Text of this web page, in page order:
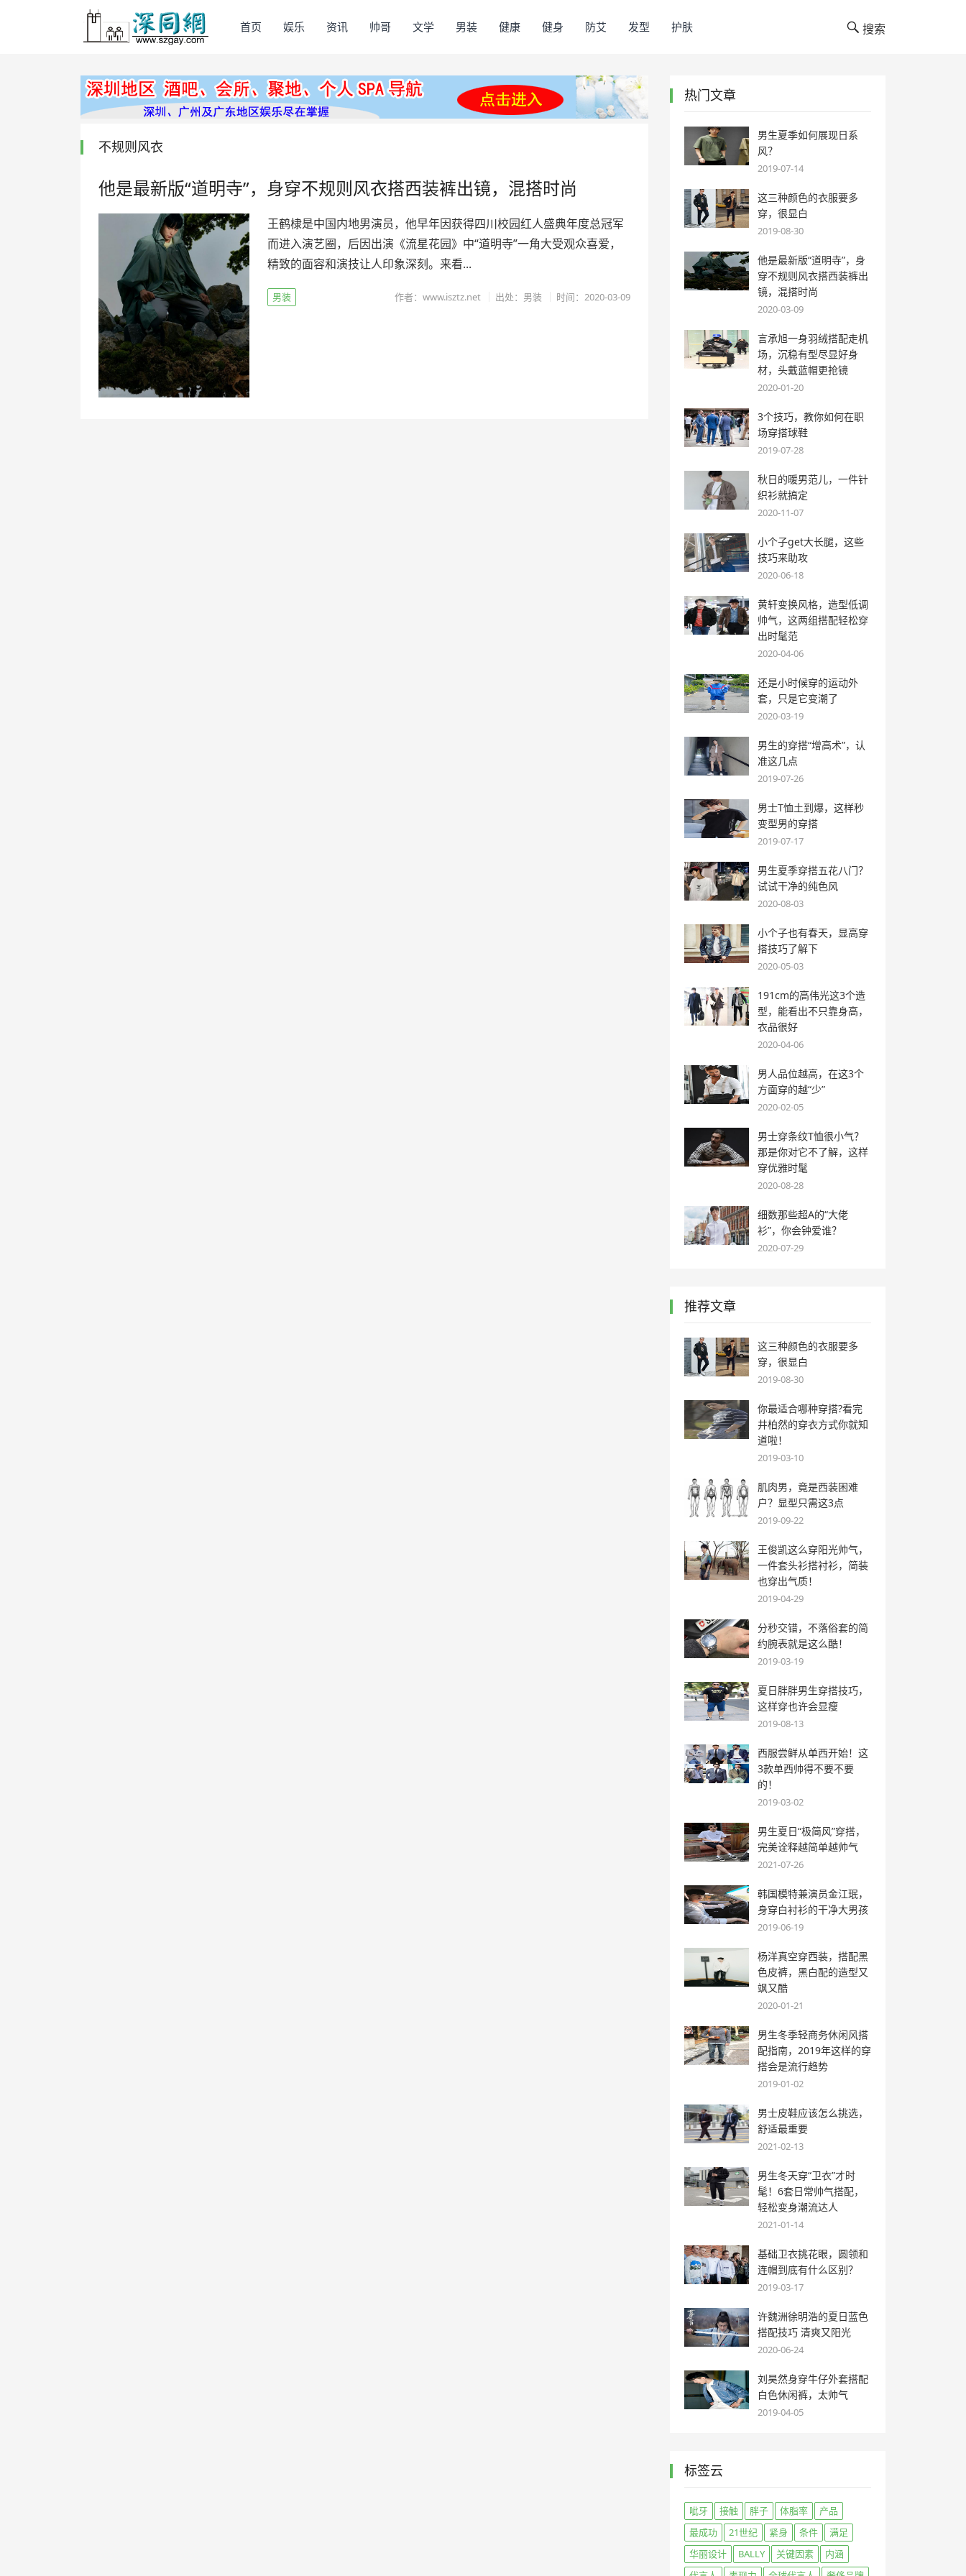
首页 娱乐 资讯 帅哥 文学 男装 健康 健身 防艾 发型 护肤 搜索
不规则风衣
他是最新版“道明寺”，身穿不规则风衣搭西装裤出镜，混搭时尚
王鹤棣是中国内地男演员，他早年因获得四川校园红人盛典年度总冠军
而进入演艺圈，后因出演《流星花园》中“道明寺”一角大受观众喜爱，
精致的面容和演技让人印象深刻。来看...
男装 作者：www.isztz.net 出处：男装 时间：2020-03-09
热门文章
男生夏季如何展现日系
风？
2019-07-14
这三种颜色的衣服要多
穿，很显白
2019-08-30
他是最新版“道明寺”，身
穿不规则风衣搭西装裤出
镜，混搭时尚
2020-03-09
言承旭一身羽绒搭配走机
场，沉稳有型尽显好身
材，头戴蓝帽更抢镜
2020-01-20
3个技巧，教你如何在职
场穿搭球鞋
2019-07-28
秋日的暖男范儿，一件针
织衫就搞定
2020-11-07
小个子get大长腿，这些
技巧来助攻
2020-06-18
黄轩变换风格，造型低调
帅气，这两组搭配轻松穿
出时髦范
2020-04-06
还是小时候穿的运动外
套，只是它变潮了
2020-03-19
男生的穿搭“增高术”，认
准这几点
2019-07-26
男士T恤土到爆，这样秒
变型男的穿搭
2019-07-17
男生夏季穿搭五花八门？
试试干净的纯色风
2020-08-03
小个子也有春天，显高穿
搭技巧了解下
2020-05-03
191cm的高伟光这3个造
型，能看出不只靠身高，
衣品很好
2020-04-06
男人品位越高，在这3个
方面穿的越“少”
2020-02-05
男士穿条纹T恤很小气？
那是你对它不了解，这样
穿优雅时髦
2020-08-28
细数那些超A的“大佬
衫”，你会钟爱谁？
2020-07-29
推荐文章
这三种颜色的衣服要多
穿，很显白
2019-08-30
你最适合哪种穿搭?看完
井柏然的穿衣方式你就知
道啦！
2019-03-10
肌肉男，竟是西装困难
户？显型只需这3点
2019-09-22
王俊凯这么穿阳光帅气，
一件套头衫搭衬衫，简装
也穿出气质！
2019-04-29
分秒交错，不落俗套的简
约腕表就是这么酷！
2019-03-19
夏日胖胖男生穿搭技巧，
这样穿也许会显瘦
2019-08-13
西服尝鲜从单西开始！这
3款单西帅得不要不要
的！
2019-03-02
男生夏日“极简风”穿搭，
完美诠释越简单越帅气
2021-07-26
韩国模特兼演员金江珉，
身穿白衬衫的干净大男孩
2019-06-19
杨洋真空穿西装，搭配黑
色皮裤，黑白配的造型又
飒又酷
2020-01-21
男生冬季轻商务休闲风搭
配指南，2019年这样的穿
搭会是流行趋势
2019-01-02
男士皮鞋应该怎么挑选，
舒适最重要
2021-02-13
男生冬天穿“卫衣”才时
髦！6套日常帅气搭配，
轻松变身潮流达人
2021-01-14
基础卫衣挑花眼，圆领和
连帽到底有什么区别？
2019-03-17
许魏洲徐明浩的夏日蓝色
搭配技巧 清爽又阳光
2020-06-24
刘昊然身穿牛仔外套搭配
白色休闲裤，太帅气
2019-04-05
标签云
呲牙 接触 胖子 体脂率
产品
最成功
21世纪 紧身 条件
满足
华丽设计
BALLY 关键因素
内涵